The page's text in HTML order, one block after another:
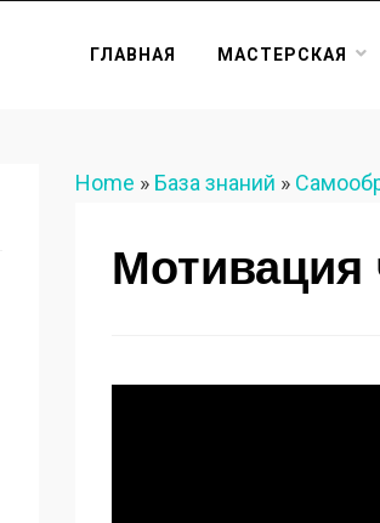
ГЛАВНАЯ МАСТЕРСКАЯ
Home » База знаний »
Мотивация